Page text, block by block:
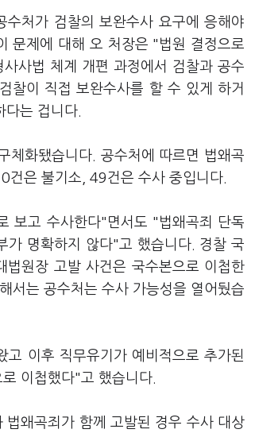
수처가 검찰의 보완수사 요구에 응해야
문제에 대해 오 처장은 "법원 결정으로
사법 체계 개편 과정에서 검찰과 공수
찰이 직접 보완수사를 할 수 있게 하거
는 겁니다.
체화됐습니다. 공수처에 따르면 법왜곡
은 불기소, 49건은 수사 중입니다.
보고 수사한다"면서도 "법왜곡죄 단독
가 명확하지 않다"고 했습니다. 경찰 국
원장 고발 사건은 국수본으로 이첩한
서는 공수처는 수사 가능성을 열어뒀습
이후 직무유기가 예비적으로 추가된
이첩했다"고 했습니다.
법왜곡죄가 함께 고발된 경우 수사 대상